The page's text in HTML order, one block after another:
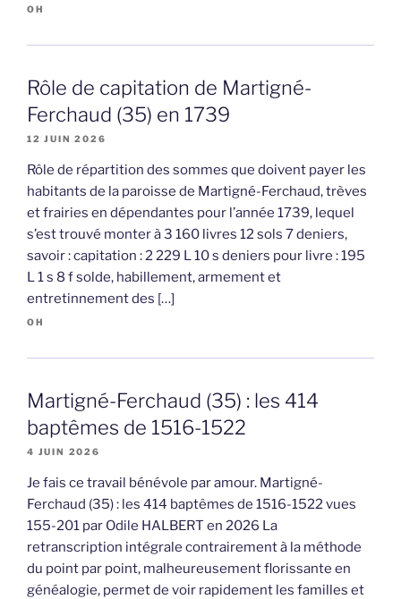
OH
Rôle de capitation de Martigné-
Ferchaud (35) en 1739
12 JUIN 2026
Rôle de répartition des sommes que doivent payer les
habitants de la paroisse de Martigné-Ferchaud, trèves
et frairies en dépendantes pour l’année 1739, lequel
s’est trouvé monter à 3 160 livres 12 sols 7 deniers,
savoir : capitation : 2 229 L 10 s deniers pour livre : 195
L 1 s 8 f solde, habillement, armement et
entretinnement des […]
OH
Martigné-Ferchaud (35) : les 414
baptêmes de 1516-1522
4 JUIN 2026
Je fais ce travail bénévole par amour. Martigné-
Ferchaud (35) : les 414 baptêmes de 1516-1522 vues
155-201 par Odile HALBERT en 2026 La
retranscription intégrale contrairement à la méthode
du point par point, malheureusement florissante en
généalogie, permet de voir rapidement les familles et